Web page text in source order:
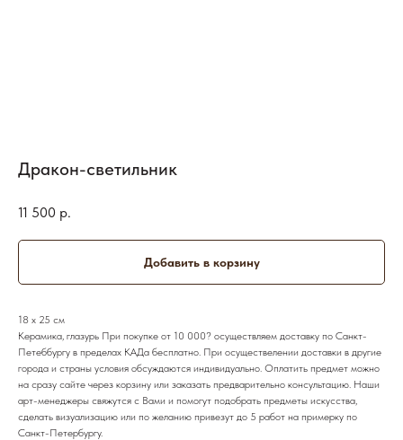
Дракон-светильник
11 500 р.
Добавить в корзину
18 х 25 см
Керамика, глазурь При покупке от 10 000? осуществляем доставку по Санкт-
Петеббургу в пределах КАДа бесплатно. При осуществелении доставки в другие
города и страны условия обсуждаются индивидуально. Оплатить предмет можно
на сразу сайте через корзину или заказать предварительно консультацию. Наши
арт-менеджеры свяжутся с Вами и помогут подобрать предметы искусства,
сделать визуализацию или по желанию привезут до 5 работ на примерку по
Санкт-Петербургу.